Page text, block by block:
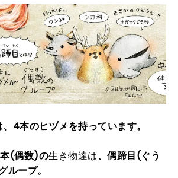
4本のヒヅメを持っています。
(偶数)の生き物達は、偶蹄目(ぐう
ループ。